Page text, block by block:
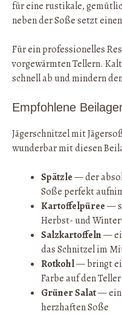
für eine rustikale,
neben der Soße setzt
Für ein professionelles
vorgewärmten Tellern.
schnell ab und mindern
Empfohlene
Jägerschnitzel mit
wunderbar mit diesen
Spätzle— der
Soße perfekt
Kartoffelpüree—
Herbst- und
Salzkartoffeln—
das Schnitzel im
Rotkohl— bringt
Farbe auf den Teller
Grüner Salat— ein
herzhaften Soße